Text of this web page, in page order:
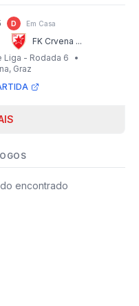
D Em Casa
FK Crvena ...
Liga - Rodada 6
•
, Graz
encontrado